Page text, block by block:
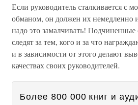
Если руководитель сталкивается с
обманом, он должен их немедленно
надо это замалчивать!
следят за тем, кого и за что
и в зависимости от этого делают
качествах своих руководителей.
Более 800 000 книг и